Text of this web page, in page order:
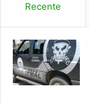
Recente